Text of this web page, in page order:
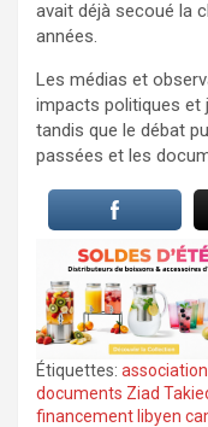
avait déjà secoué la
années.
Les médias et
impacts politiques et
tandis que le débat
passées et les
Étiquettes:
documents Ziad
financement libyen